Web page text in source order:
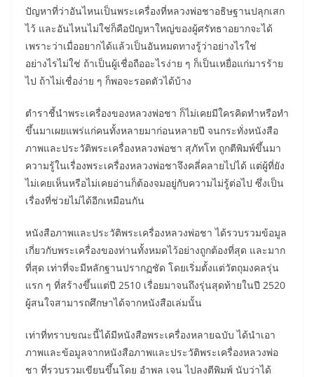
ปัญหาที่ว่าอันไหนเป็นพระเครื่องที่หลวงพ่อชาอธิษฐานปลุกเสก
ไว้ และอันไหนไม่ใช่ก็คือปัญหาใหญ่ของผู้ศรัทธาอยากจะได้
เพราะว่าเมื่ออยากได้แล้วเป็นอันหมดทางรู้ว่าอย่างไรใช่
อย่างไรไม่ใช่ ถ้าเป็นผู้เชื่อถืออะไรง่าย ๆ ก็เป็นเหยื่อแก่มารร้าย
ไป ถ้าไม่เชื่อง่าย ๆ ก็พอจะรอดตัวได้บ้าง
ตำราชี้นำพระเครื่องของหลวงพ่อชา ก็ไม่เคยมีใครคิดทำหรือทำ
ขึ้นมาเผยแพร่แก่คนทั้งหลายมาก่อนหลายปี จนกระทั่งหนังสือ
ภาพและประวัติพระเครื่องหลวงพ่อชา สุภัทโท ถูกตีพิมพ์ขึ้นมา
ความรู้ในเรื่องพระเครื่องหลวงพ่อชาจึงคลี่คลายไปได้ แต่ผู้ที่ยัง
ไม่เคยเห็นหรือไม่เคยอ่านก็ต้องจมอยู่กับความไม่รู้ต่อไป ซึ่งเป็น
เรื่องที่ช่วยไม่ได้อีกเหมือนกัน
หนังสือภาพและประวัติพระเครื่องหลวงพ่อชา ได้รวบรวมข้อมูล
เกี่ยวกับพระเครื่องของท่านทั้งหมดไว้อย่างถูกต้องที่สุด และมาก
ที่สุด เท่าที่จะมีหลักฐานปรากฏชัด โดยเริ่มตั้งแต่วัตถุมงคลรุ่น
แรก ๆ ที่สร้างขึ้นแต่ปี 2510 เรื่อยมาจนถึงรุ่นสุดท้ายในปี 2520
ผู้สนใจสามารถศึกษาได้จากหนังสือเล่มนั้น
เท่าที่ทราบขณะนี้ได้มีหนังสือพระเครื่องหลายฉบับ ได้นำเอา
ภาพและข้อมูลจากหนังสือภาพและประวัติพระเครื่องหลวงพ่อ
ชา ที่รวบรวมเขียนขึ้นโดย อำพล เจน ไปลงตีพิมพ์ นับว่าได้